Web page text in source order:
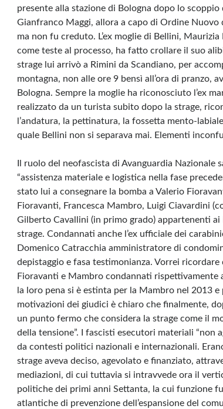
presente alla stazione di Bologna dopo lo
Gianfranco Maggi, allora a capo di Ordine Nuovo
ma non fu creduto. L’ex moglie di Bellini,
come teste al processo, ha fatto crollare il suo
strage lui arrivò a Rimini da Scandiano, per
montagna, non alle ore 9 bensì all’ora di pranzo,
Bologna. Sempre la moglie ha riconosciuto l’ex
realizzato da un turista subito dopo la strage,
l’andatura, la pettinatura, la fossetta mento-
quale Bellini non si separava mai. Elementi
Il ruolo del neofascista di Avanguardia Nazionale
“assistenza materiale e logistica nella fase
stato lui a consegnare la bomba a Valerio
Fioravanti, Francesca Mambro, Luigi Ciavardini
Gilberto Cavallini (in primo grado) appartenenti
strage. Condannati anche l’ex ufficiale dei
Domenico Catracchia amministratore di
depistaggio e fasa testimonianza. Vorrei
Fioravanti e Mambro condannati rispettivamente
la loro pena si è estinta per la Mambro nel 2013
motivazioni dei giudici è chiaro che finalmente,
un punto fermo che considera la strage come il
della tensione”. I fascisti esecutori materiali “non
da contesti politici nazionali e internazionali.
strage aveva deciso, agevolato e finanziato,
mediazioni, di cui tuttavia si intravvede ora il
politiche dei primi anni Settanta, la cui funzione
atlantiche di prevenzione dell’espansione del